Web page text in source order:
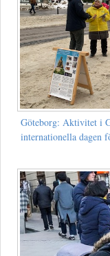
Göteborg: Aktivitet i
internationella dagen